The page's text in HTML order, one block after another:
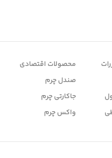
محصولات اقتصادی
صندل چرم
جاکارتی چرم
واکس چرم